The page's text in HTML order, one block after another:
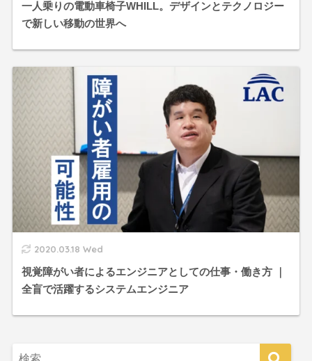
一人乗りの電動車椅子WHILL。デザインとテクノロジー
で新しい移動の世界へ
2020.03.18 Wed
視覚障がい者によるエンジニアとしての仕事・働き方 ｜
全盲で活躍するシステムエンジニア